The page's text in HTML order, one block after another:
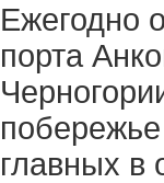
Ежегодно
порта
главных в